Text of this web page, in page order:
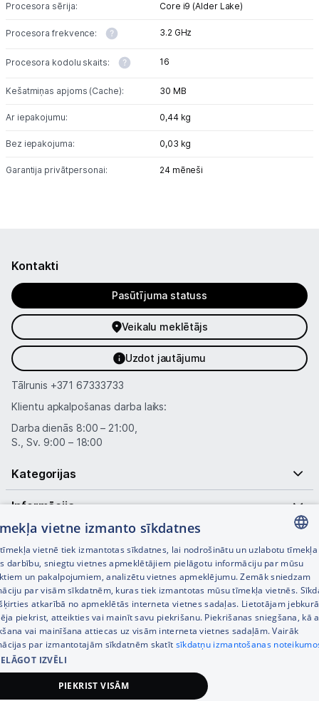
Procesora sērija: Core i9 (Alder Lake)
Procesora frekvence: 3.2 GHz
Procesora kodolu skaits: 16
Kešatmiņas apjoms (Cache): 30 MB
Ar iepakojumu: 0,44 kg
Bez iepakojuma: 0,03 kg
Garantija privātpersonai: 24 mēneši
Kontakti
Pasūtījuma statuss
Veikalu meklētājs
Uzdot jautājumu
Tālrunis +371 67333733
Klientu apkalpošanas darba laiks:
Darba dienās 8:00 – 21:00,
S., Sv. 9:00 – 18:00
Kategorijas
Informācija
Noderīgas saites
© SIA Tet 2026 -
LATVIAN
RUSSIAN
ENGLISH
vietne izmanto sīkdatnes
vietnē tiek izmantotas sīkdatnes, lai nodrošinātu un uzlabotu tīmekļa
darbību, sniegtu vietnes apmeklētājiem pielāgotu informāciju par mūsu
un pakalpojumiem, analizētu vietnes apmeklējumu. Zemāk sniedzam
par visām sīkdatnēm, kuras tiek izmantotas mūsu tīmekļa vietnēs.
atkarībā no apmeklētās interneta vietnes sadaļas. Lietotājam
piekrist, atteikties vai mainīt savu piekrišanu. Piekrišanas sniegšana, kā
vai mainīšana attiecas uz visām interneta vietnes sadaļām. Vairāk
par izmantotajām sīkdatnēm skatīt sīkdatņu izmantošanas
IZVĒLI
PIEKRIST VISĀM